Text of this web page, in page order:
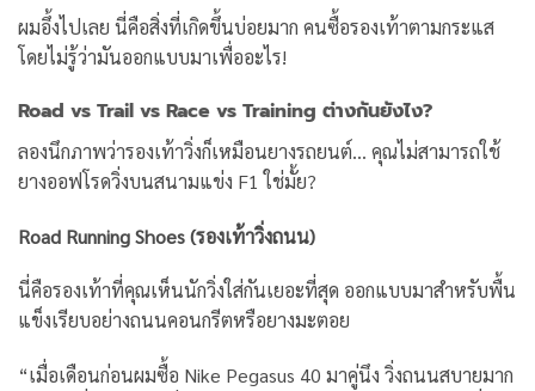
ผมอึ้งไปเลย นี่คือสิ่งที่เกิดขึ้นบ่อยมาก คนซื้อรองเท้าตามกระแส
โดยไม่รู้ว่ามันออกแบบมาเพื่ออะไร!
Road vs Trail vs Race vs Training ต่างกันยังไง?
ลองนึกภาพว่ารองเท้าวิ่งก็เหมือนยางรถยนต์… คุณไม่สามารถใช้
ยางออฟโรดวิ่งบนสนามแข่ง F1 ใช่มั้ย?
Road Running Shoes (รองเท้าวิ่งถนน)
นี่คือรองเท้าที่คุณเห็นนักวิ่งใส่กันเยอะที่สุด ออกแบบมาสำหรับพื้น
แข็งเรียบอย่างถนนคอนกรีตหรือยางมะตอย
“เมื่อเดือนก่อนผมซื้อ Nike Pegasus 40 มาคู่นึง วิ่งถนนสบายมาก